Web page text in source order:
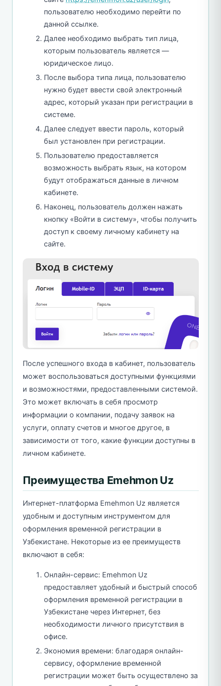
пользователю необходимо перейти по
данной ссылке.
Далее необходимо выбрать тип лица,
которым пользователь является —
юридическое лицо.
После выбора типа лица, пользователю
нужно будет ввести свой электронный
адрес, который указан при регистрации в
системе.
Далее следует ввести пароль, который
был установлен при регистрации.
Пользователю предоставляется
возможность выбрать язык, на котором
будут отображаться данные в личном
кабинете.
Наконец, пользователь должен нажать
кнопку «Войти в систему», чтобы получить
доступ к своему личному кабинету на
сайте.
После успешного входа в кабинет, пользователь
может воспользоваться доступными функциями
и возможностями, предоставленными системой.
Это может включать в себя просмотр
информации о компании, подачу заявок на
услуги, оплату счетов и многое другое, в
зависимости от того, какие функции доступны в
личном кабинете.
Преимущества Emehmon Uz
Интернет-платформа Emehmon Uz является
удобным и доступным инструментом для
оформления временной регистрации в
Узбекистане. Некоторые из ее преимуществ
включают в себя:
Онлайн-сервис: Emehmon Uz
предоставляет удобный и быстрый способ
оформления временной регистрации в
Узбекистане через Интернет, без
необходимости личного присутствия в
офисе.
Экономия времени: благодаря онлайн-
сервису, оформление временной
регистрации может быть осуществлено за